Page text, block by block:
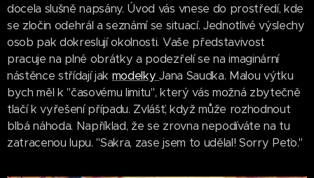
docela slušně napsány. Úvod vás vnese do prostředí, kde
se zločin odehrál a seznámí se situací. Jednotlivé výslechy
osob pak dokreslují okolnosti. Vaše představivost
pracuje na plné obrátky a podezřelí se na imaginární
nástěnce střídají jak modelkyJana Saudka. Malou výtku
bych měl k "časovému limitu", který vás možná zbytečně
tlačí k vyřešení případu. Zvlášť, když může rozhodnout
blbá náhoda. Například, že se zrovna nepodíváte na tu
zatracenou lupu. "Sakra, zase jsem to udělal! Sorry Peťo."